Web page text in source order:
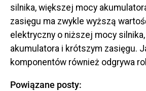
silnika, większej mocy
zasięgu ma zwykle wyższą
elektryczny o niższej mocy
akumulatora i krótszym zasięgu.
komponentów również odgrywa
Powiązane posty: